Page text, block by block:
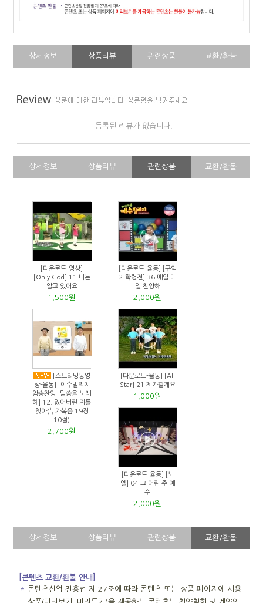
상세정보 상품리뷰 관련상품 교환/환불
등록된 리뷰가 없습니다.
상세정보 상품리뷰 관련상품 교환/환불
[다운로드-영상]
[Only God] 11 나는
알고 있어요
1,500원
[다운로드-율동] [구약
2-학령전] 36 매일 매
일 찬양해
2,000원
[스트리밍동영
상-율동] [예수빌리지
암송찬양- 말씀을 노래
해] 12. 잃어버린 자를
찾아(누가복음 19장
10절)
2,700원
[다운로드-율동] [All
Star] 21 제가할게요
1,000원
[다운로드-율동] [노
엘] 04 그 어린 주 예
수
2,000원
상세정보 상품리뷰 관련상품 교환/환불
[콘텐츠 교환/환불 안내]
＊ 콘텐츠산업 진흥법 제 27조에 따라 콘텐츠 또는 상품 페이지에 시용